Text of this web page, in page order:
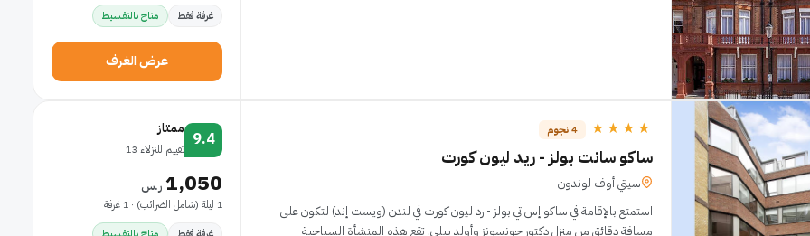
غرفة فقط
متاح بالتقسيط
عرض الغرف
★★★★ 4 نجوم
ساكو سانت بولز - ريد ليون كورت
سيتي أوف لوندون
استمتع بالإقامة في ساكو إس تي بولز - رد ليون كورت في لندن (ويست إند) لتكون على
مسافة دقائق من منزل دكتور جونسونز وأولد بيلي. تقع هذه المنشأة السياحية
9.4
ممتاز
تقييم للنزلاء 13
1,050 ر.س
1 ليلة (شامل الضرائب) · 1 غرفة